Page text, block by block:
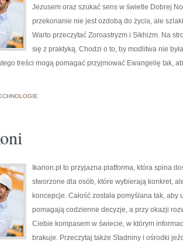
Jezusem oraz szukać sens w świetle Dobrej
przekonanie nie jest ozdobą do życia, ale
Warto przeczytać Zoroastryzm i Sikhizm. Na
się z praktyką. Chodzi o to, by modlitwa nie
treści mogą pomagać przyjmować Ewangelię tak,
Ikarion.pl to przyjazna platforma, która spina
stworzone dla osób, które wybierają konkret,
koncepcje. Całość została pomyślana tak,
pomagają codzienne decyzje, a przy okazji
Ciebie kompasem w świecie, w którym
brakuje. Przeczytaj także Stadniny i ośrodki